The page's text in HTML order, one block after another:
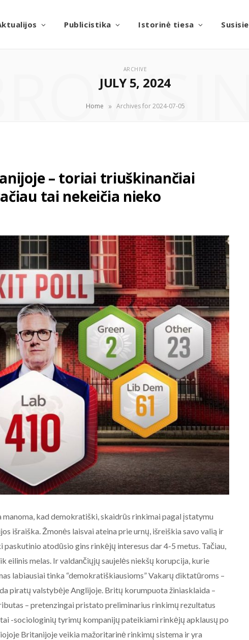
Publicistika Istorinė tiesa
ARCHIVE
JULY 5, 2024
Home » Archives for 2024-07-05
– toriai triuškinančiai
tai nekeičia nieko
kad demokratiški, skaidrūs rinkimai pagal įstatymu
išraiška. Žmonės laisvai ateina prie urnų, išreiškia savo valią ir
paskutinio atodūsio gins rinkėjų interesus dar 4-5 metus. Tačiau,
melas. Ir valdančiųjų saujelės niekšų korupcija, kurie
labiausiai tinka “demokratiškiausioms” Vakarų diktatūroms –
piratų valstybėje Anglijoje. Britų korumpuota žiniasklaida –
– pretenzingai pristato preliminarius rinkimų rezultatus
-sociologinių tyrimų kompanijų pateikiami rinkėjų apklausų po
Britanijoje veikia mažoritarinė rinkimų sistema ir yra
AKTUALIJOS
NE BALTARUSIJOS
MAIDANIZAVIMUI! 2020-08-19
Baltarusijos palaikymo
akcija prie Baltarusijos
ambasados Vilniuje.